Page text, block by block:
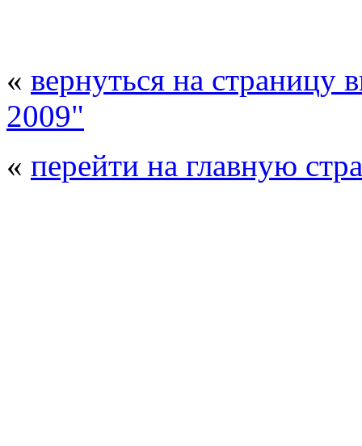
« вернуться на страницу
2009"
« перейти на главную